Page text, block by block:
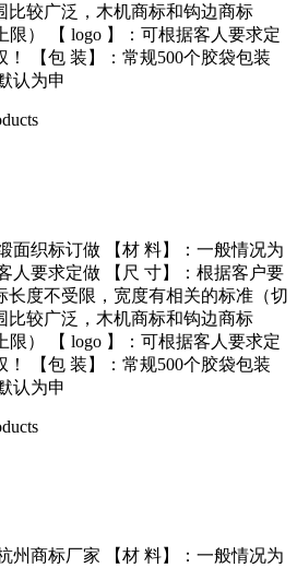
比较广泛，木机商标和钩边商标
限） 【 logo 】：可根据客人要求定
！ 【包 装】：常规500个胶袋包装
认为申
面织标订做 【材 料】：一般情况为
人要求定做 【尺 寸】：根据客户要
长度不受限，宽度有相关的标准（切
比较广泛，木机商标和钩边商标
限） 【 logo 】：可根据客人要求定
！ 【包 装】：常规500个胶袋包装
认为申
州商标厂家 【材 料】：一般情况为